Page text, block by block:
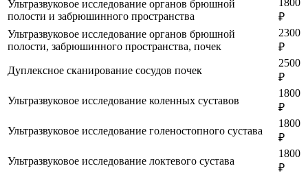
Ультразвуковое исследование органов брюшной
полости и забрюшинного пространства
1800
₽
Ультразвуковое исследование органов брюшной
полости, забрюшинного пространства, почек
2300
₽
Дуплексное сканирование сосудов почек
2500
₽
Ультразвуковое исследование коленных суставов
1800
₽
Ультразвуковое исследование голеностопного сустава
1800
₽
Ультразвуковое исследование локтевого сустава
1800
₽